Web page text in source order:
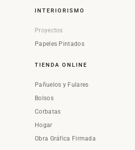
INTERIORISMO
Proyectos
Papeles Pintados
TIENDA ONLINE
Pañuelos y Fulares
Bolsos
Corbatas
Hogar
Obra Gráfica Firmada